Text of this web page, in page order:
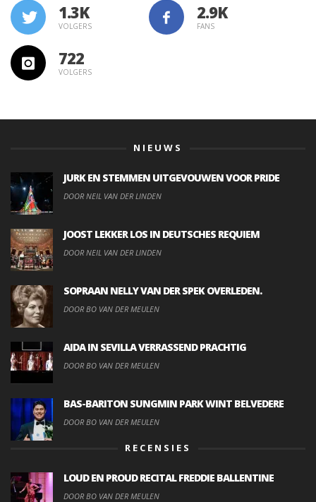
1.3K
VOLGERS FANS
722
VOLGERS
NIEUWS
JURK EN STEMMEN UITGEVOUWEN VOOR PRIDE
DOOR NEIL VAN DER LINDEN
JOOST LEKKER LOS IN DEUTSCHES REQUIEM
DOOR NEIL VAN DER LINDEN
SOPRAAN NELLY VAN DER SPEK OVERLEDEN.
DOOR BO VAN DER MEULEN
AIDA IN SEVILLA VERRASSEND PRACHTIG
DOOR BO VAN DER MEULEN
BAS-BARITON SUNGMIN PARK WINT BELVEDERE
DOOR BO VAN DER MEULEN
RECENSIES
LOUD EN PROUD RECITAL FREDDIE BALLENTINE
DOOR BO VAN DER MEULEN